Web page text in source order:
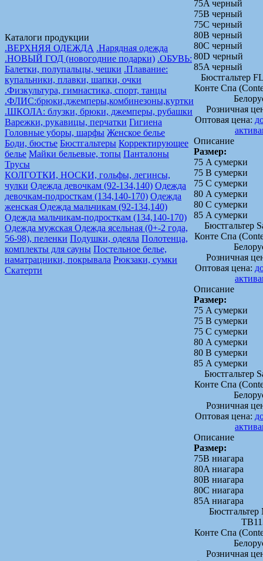
Каталоги продукции
.ВЕРХНЯЯ ОДЕЖДА .Нарядная одежда
.НОВЫЙ ГОД (новогодние подарки) .ОБУВЬ:
Балетки, полупальцы, чешки .Плавание:
купальники, плавки, шапки, очки
.Физкультура, гимнастика, спорт, танцы
.ФЛИС:брюки,джемперы,комбинезоны,куртки
.ШКОЛА: блузки, брюки, джемперы, рубашки
Варежки, рукавицы, перчатки Гигиена
Головные уборы, шарфы Женское белье
Боди, бюстье Бюстгальтеры Корректирующее
белье Майки бельевые, топы Панталоны
Трусы
КОЛГОТКИ, НОСКИ, гольфы, легинсы,
чулки Одежда девочкам (92-134,140) Одежда
девочкам-подросткам (134,140-170) Одежда
женская Одежда мальчикам (92-134,140)
Одежда мальчикам-подросткам (134,140-170)
Одежда мужская Одежда ясельная (0+-2 года,
56-98), пеленки Подушки, одеяла Полотенца,
комплекты для сауны Постельное белье,
наматрацники, покрывала Рюкзаки, сумки
Скатерти
75A черный
75B черный
75C черный
80B черный
80C черный
80D черный
85A черный
Бюстгальтер
Конте Спа
Розничная
Оптовая цена:
Описание
Размер:
75 A сумерки
75 B сумерки
75 C сумерки
80 A сумерки
80 C сумерки
85 A сумерки
Бюстгальтер
Конте Спа
Розничная
Оптовая цена:
Описание
Размер:
75 A сумерки
75 B сумерки
75 C сумерки
80 A сумерки
80 B сумерки
85 A сумерки
Бюстгальтер
Конте Спа
Розничная
Оптовая цена:
Описание
Размер:
75B ниагара
80A ниагара
80B ниагара
80C ниагара
85A ниагара
Конте Спа
Розничная